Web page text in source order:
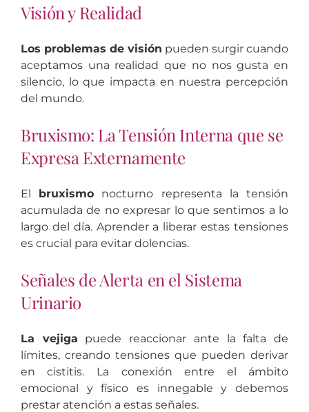
Visión y Realidad
Los problemas de visión pueden surgir cuando
aceptamos una realidad que no nos gusta en
silencio, lo que impacta en nuestra percepción
del mundo.
Bruxismo: La Tensión Interna que se
Expresa Externamente
El bruxismo nocturno representa la tensión
acumulada de no expresar lo que sentimos a lo
largo del día. Aprender a liberar estas tensiones
es crucial para evitar dolencias.
Señales de Alerta en el Sistema
Urinario
La vejiga puede reaccionar ante la falta de
límites, creando tensiones que pueden derivar
en cistitis. La conexión entre el ámbito
emocional y físico es innegable y debemos
prestar atención a estas señales.